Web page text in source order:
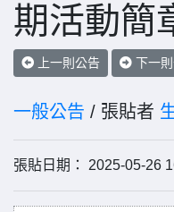
期活動簡
上一則公告 下一
一般公告 / 張貼者
張貼日期： 2025-05-26